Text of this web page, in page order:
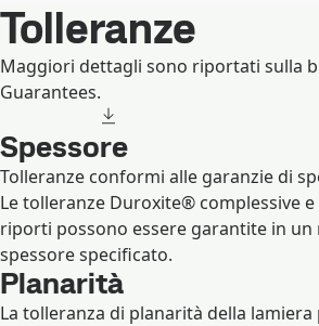
Tolleranze
Maggiori dettagli sono riportati sulla
Guarantees.
Spessore
Tolleranze conformi alle garanzie di
Le tolleranze Duroxite® complessive
riporti possono essere garantite in un
spessore specificato.
Planarità
La tolleranza di planarità della lamiera